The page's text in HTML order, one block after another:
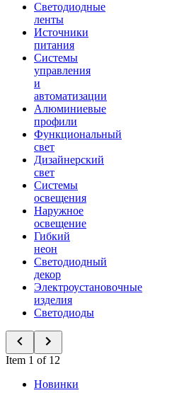
Светодиодные
ленты
Источники
питания
Системы
управления
и
автоматизации
Алюминиевые
профили
Функциональный
свет
Дизайнерский
свет
Системы
освещения
Наружное
освещение
Гибкий
неон
Светодиодный
декор
Электроустановочные
изделия
Светодиоды
Item 1 of 12
Новинки